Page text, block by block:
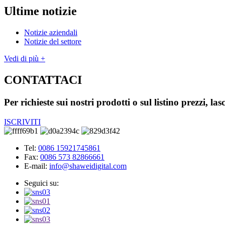
Ultime notizie
Notizie aziendali
Notizie del settore
Vedi di più +
CONTATTACI
Per richieste sui nostri prodotti o sul listino prezzi,
ISCRIVITI
Tel: 0086 15921745861
Fax: 0086 573 82866661
E-mail: info@shaweidigital.com
Seguici su: